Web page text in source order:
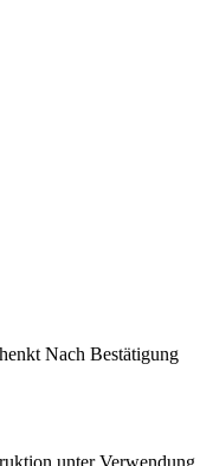
Nach Bestätigung
unter Verwendung